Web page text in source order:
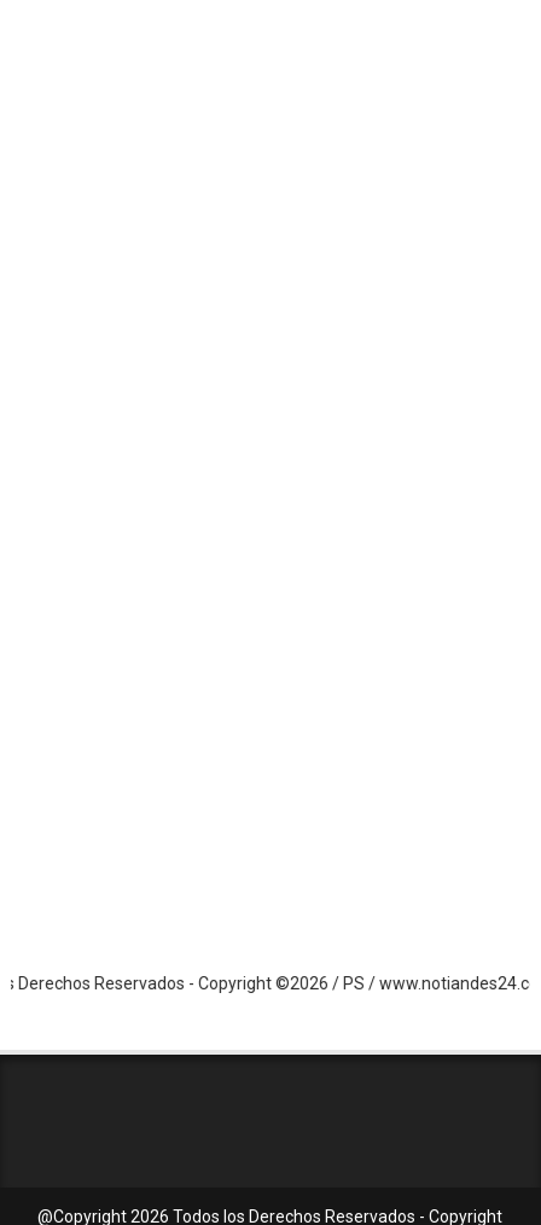
Reservados - Copyright ©2026 / PS / www.notiandes24.com.ve
@Copyright2026 Todos los Derechos Reservados - Copyright